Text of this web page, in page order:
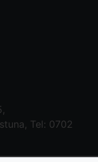
Tel: 0702